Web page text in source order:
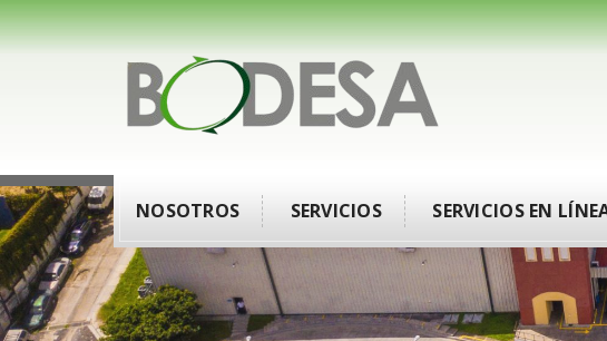
NOSOTROS SERVICIOS SERVICIOS EN